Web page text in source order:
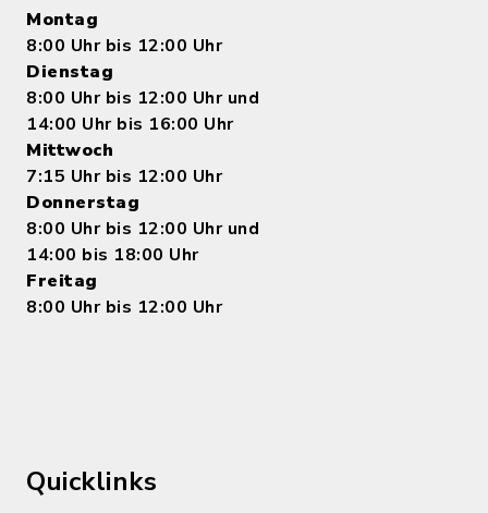
Montag
8:00 Uhr bis 12:00 Uhr
Dienstag
8:00 Uhr bis 12:00 Uhr und
14:00 Uhr bis 16:00 Uhr
Mittwoch
7:15 Uhr bis 12:00 Uhr
Donnerstag
8:00 Uhr bis 12:00 Uhr und
14:00 bis 18:00 Uhr
Freitag
8:00 Uhr bis 12:00 Uhr
Quicklinks